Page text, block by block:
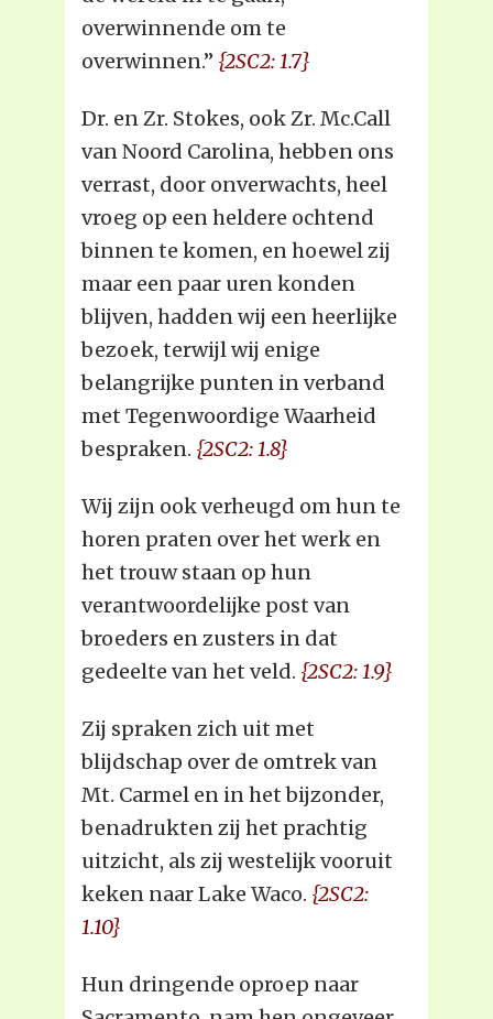
overwinnende om te
overwinnen.” {2SC2: 1.7}
Dr. en Zr. Stokes, ook Zr. Mc.Call
van Noord Carolina, hebben ons
verrast, door onverwachts, heel
vroeg op een heldere ochtend
binnen te komen, en hoewel zij
maar een paar uren konden
blijven, hadden wij een heerlijke
bezoek, terwijl wij enige
belangrijke punten in verband
met Tegenwoordige Waarheid
bespraken. {2SC2: 1.8}
Wij zijn ook verheugd om hun te
horen praten over het werk en
het trouw staan op hun
verantwoordelijke post van
broeders en zusters in dat
gedeelte van het veld. {2SC2: 1.9}
Zij spraken zich uit met
blijdschap over de omtrek van
Mt. Carmel en in het bijzonder,
benadrukten zij het prachtig
uitzicht, als zij westelijk vooruit
keken naar Lake Waco. {2SC2:
1.10}
Hun dringende oproep naar